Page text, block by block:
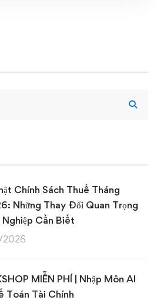
Chính Sách Thuế Tháng
Những Thay Đổi Quan Trọng
Nghiệp Cần Biết
MIỄN PHÍ | Nhập Môn AI
Toán Tài Chính